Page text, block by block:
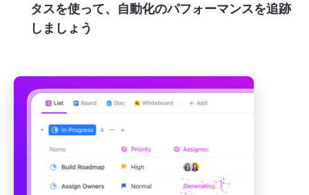
タスを使って、自動化のパフォーマンスを追跡
しましょう